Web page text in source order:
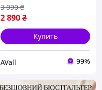
2 890₴
3 990 ₴
Купить
AVall 99%